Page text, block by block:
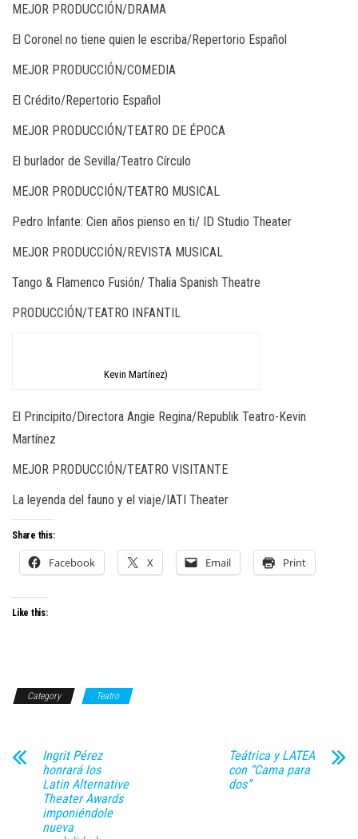
MEJOR PRODUCCIÓN/DRAMA
El Coronel no tiene quien le escriba/Repertorio Español
MEJOR PRODUCCIÓN/COMEDIA
El Crédito/Repertorio Español
MEJOR PRODUCCIÓN/TEATRO DE ÉPOCA
El burlador de Sevilla/Teatro Círculo
MEJOR PRODUCCIÓN/TEATRO MUSICAL
Pedro Infante: Cien años pienso en ti/ ID Studio Theater
MEJOR PRODUCCIÓN/REVISTA MUSICAL
Tango & Flamenco Fusión/ Thalia Spanish Theatre
PRODUCCIÓN/TEATRO INFANTIL
Kevin Martínez)
El Principito/Directora Angie Regina/Republik Teatro-Kevin
Martínez
MEJOR PRODUCCIÓN/TEATRO VISITANTE
La leyenda del fauno y el viaje/IATI Theater
Share this:
Facebook X Email Print
Like this:
Category Teatro
Ingrit Pérez
honrará los
Latin Alternative
Theater Awards
imponiéndole
nueva
Teátrica y LATEA
con “Cama para
dos”